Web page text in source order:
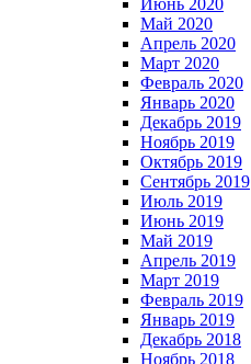
Июнь 2020
Май 2020
Апрель 2020
Март 2020
Февраль 2020
Январь 2020
Декабрь 2019
Ноябрь 2019
Октябрь 2019
Сентябрь 2019
Июль 2019
Июнь 2019
Май 2019
Апрель 2019
Март 2019
Февраль 2019
Январь 2019
Декабрь 2018
Ноябрь 2018